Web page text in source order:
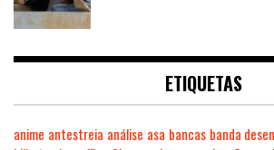
ETIQUETAS
anime antestreia análise asa bancas banda